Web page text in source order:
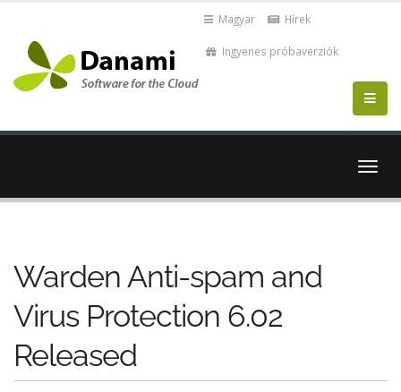
Magyar Hírek
Ingyenes próbaverziók
Warden Anti-spam and
Virus Protection 6.02
Released